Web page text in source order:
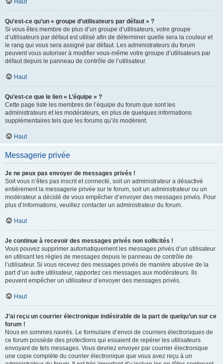
Haut
Qu’est-ce qu’un « groupe d’utilisateurs par défaut » ?
Si vous êtes membre de plus d’un groupe d’utilisateurs, votre groupe
d’utilisateurs par défaut est utilisé afin de déterminer quelle sera la couleur et
le rang qui vous sera assigné par défaut. Les administrateurs du forum
peuvent vous autoriser à modifier vous-même votre groupe d’utilisateurs par
défaut depuis le panneau de contrôle de l’utilisateur.
Haut
Qu’est-ce que le lien « L’équipe » ?
Cette page liste les membres de l’équipe du forum que sont les
administrateurs et les modérateurs, en plus de quelques informations
supplémentaires tels que les forums qu’ils modèrent.
Haut
Messagerie privée
Je ne peux pas envoyer de messages privés !
Soit vous n’êtes pas inscrit et connecté, soit un administrateur a désactivé
entièrement la messagerie privée sur le forum, soit un administrateur ou un
modérateur a décidé de vous empêcher d’envoyer des messages privés. Pour
plus d’informations, veuillez contacter un administrateur du forum.
Haut
Je continue à recevoir des messages privés non sollicités !
Vous pouvez supprimer automatiquement les messages privés d’un utilisateur
en utilisant les règles de messages depuis le panneau de contrôle de
l’utilisateur. Si vous recevez des messages privés de manière abusive de la
part d’un autre utilisateur, rapportez ces messages aux modérateurs. Ils
peuvent empêcher un utilisateur d’envoyer des messages privés.
Haut
J’ai reçu un courrier électronique indésirable de la part de quelqu’un sur ce
forum !
Nous en sommes navrés. Le formulaire d’envoi de courriers électroniques de
ce forum possède des protections qui essaient de repérer les utilisateurs
envoyant de tels messages. Vous devriez envoyer par courrier électronique
une copie complète du courrier électronique que vous avez reçu à un